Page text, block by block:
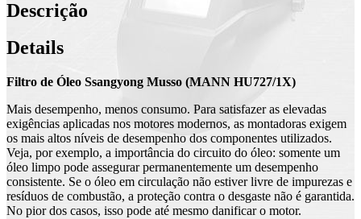
Descrição
Details
Filtro de Óleo Ssangyong Musso (MANN HU727/1X)
Mais desempenho, menos consumo. Para satisfazer as elevadas
exigências aplicadas nos motores modernos, as montadoras exigem
os mais altos níveis de desempenho dos componentes utilizados.
Veja, por exemplo, a importância do circuito do óleo: somente um
óleo limpo pode assegurar permanentemente um desempenho
consistente. Se o óleo em circulação não estiver livre de impurezas e
resíduos de combustão, a proteção contra o desgaste não é garantida.
No pior dos casos, isso pode até mesmo danificar o motor.